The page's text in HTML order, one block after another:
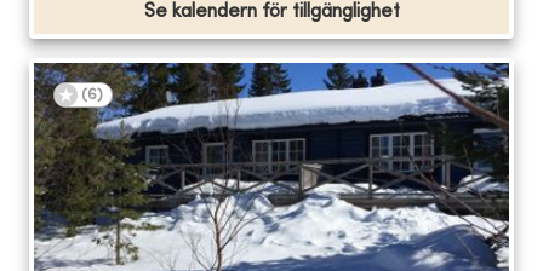
Se kalendern för tillgänglighet
(6)